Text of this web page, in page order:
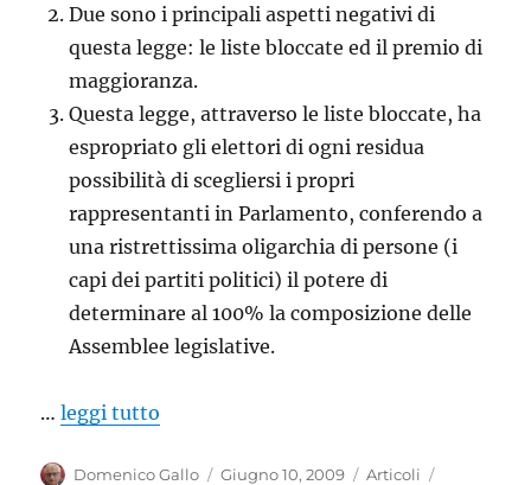
Due sono i principali aspetti negativi di
questa legge: le liste bloccate ed il premio di
maggioranza.
Questa legge, attraverso le liste bloccate, ha
espropriato gli elettori di ogni residua
possibilità di scegliersi i propri
rappresentanti in Parlamento, conferendo a
una ristrettissima oligarchia di persone (i
capi dei partiti politici) il potere di
determinare al 100% la composizione delle
Assemblee legislative.
…leggi tutto
Autore
Domenico Gallo
Pubblicato
Giugno 10, 2009 Categorie
Articoli